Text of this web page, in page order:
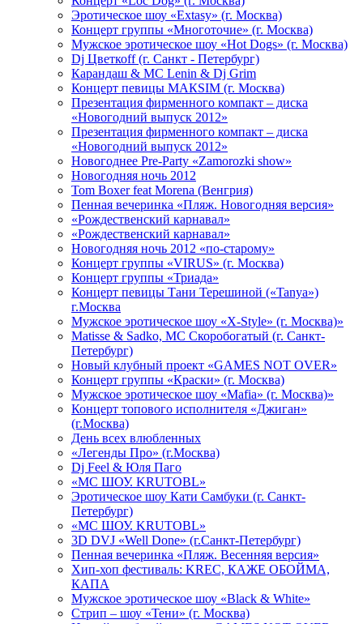
Эротическое шоу «Extasy» (г. Москва)
Концерт группы «Многоточие» (г. Москва)
Мужское эротическое шоу «Hot Dogs» (г. Москва)
Dj Цветкоff (г. Санкт - Петербург)
Карандаш & МС Lenin & Dj Grim
Концерт певицы МАКSIМ (г. Москва)
Презентация фирменного компакт – диска
«Новогодний выпуск 2012»
Презентация фирменного компакт – диска
«Новогодний выпуск 2012»
Новогоднее Pre-Party «Zamorozki show»
Новогодняя ночь 2012
Tom Boxer feat Morena (Венгрия)
Пенная вечеринка «Пляж. Новогодняя версия»
«Рождественский карнавал»
«Рождественский карнавал»
Новогодняя ночь 2012 «по-старому»
Концерт группы «VIRUS» (г. Москва)
Концерт группы «Триада»
Концерт певицы Тани Терешиной («Tanya»)
г.Москва
Мужское эротическое шоу «X-Style» (г. Москва)»
Matissе & Sadko, MC Скоробогатый (г. Санкт-
Петербург)
Новый клубный проект «GAMES NOT OVER»
Концерт группы «Краски» (г. Москва)
Мужское эротическое шоу «Mafia» (г. Москва)»
Концерт топового исполнителя «Джиган»
(г.Москва)
День всех влюбленных
«Легенды Про» (г.Москва)
Dj Feel & Юля Паго
«МС ШОУ. KRUTOBL»
Эротическое шоу Кати Самбуки (г. Санкт-
Петербург)
«МС ШОУ. KRUTOBL»
3D DVJ «Well Done» (г.Санкт-Петербург)
Пенная вечеринка «Пляж. Весенняя версия»
Хип-хоп фестиваль: KREC, КАЖЕ ОБОЙМА,
КАПА
Мужское эротическое шоу «Black & White»
Стрип – шоу «Тени» (г. Москва)